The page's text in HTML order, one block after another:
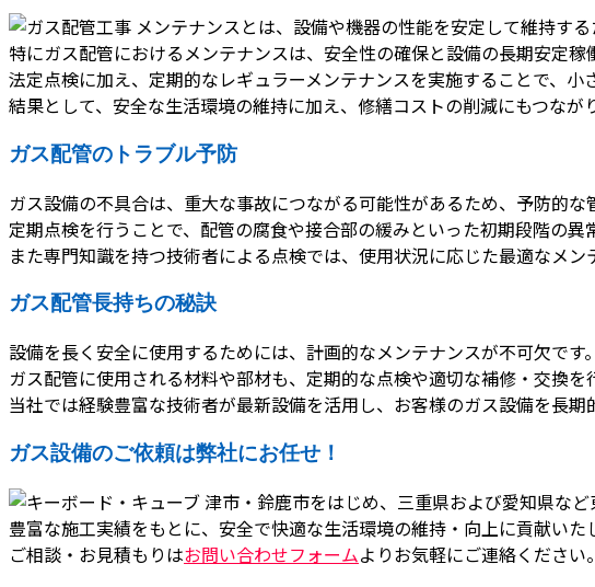
メンテナンスとは、設備や機器の性能を安定して維持す
特にガス配管におけるメンテナンスは、安全性の確保と設備の長期安定稼
法定点検に加え、定期的なレギュラーメンテナンスを実施することで、
結果として、安全な生活環境の維持に加え、修繕コストの削減にもつなが
ガス配管のトラブル予防
ガス設備の不具合は、重大な事故につながる可能性があるため、予防的な
定期点検を行うことで、配管の腐食や接合部の緩みといった初期段階の異
また専門知識を持つ技術者による点検では、使用状況に応じた最適なメ
ガス配管長持ちの秘訣
設備を長く安全に使用するためには、計画的なメンテナンスが不可欠です。
ガス配管に使用される材料や部材も、定期的な点検や適切な補修・交換を
当社では経験豊富な技術者が最新設備を活用し、お客様のガス設備を長期
ガス設備のご依頼は弊社にお任せ！
津市・鈴鹿市をはじめ、三重県および愛知県な
豊富な施工実績をもとに、安全で快適な生活環境の維持・向上に貢献いた
ご相談・お見積もりはお問い合わせフォームよりお気軽にご連絡ください。